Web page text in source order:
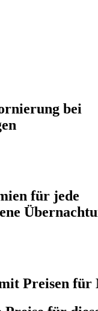
bei
für jede
Preisen